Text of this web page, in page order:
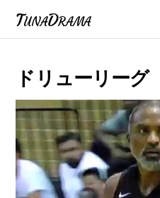
TunaDrama
ドリューリーグ